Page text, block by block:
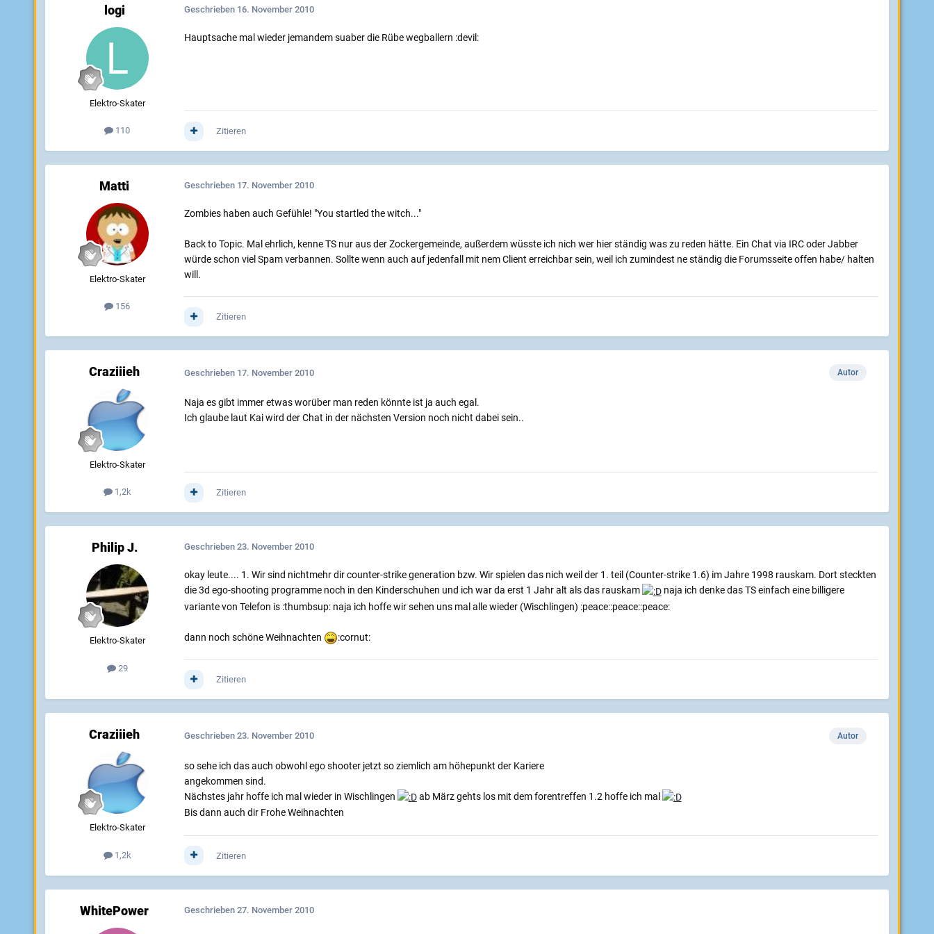
logi
Elektro-Skater
110
Geschrieben 16. November 2010
Hauptsache mal wieder jemandem suaber die Rübe wegballern :devil:
Zitieren
Matti
Elektro-Skater
156
Geschrieben 17. November 2010
Zombies haben auch Gefühle! "You startled the witch..."
Back to Topic. Mal ehrlich, kenne TS nur aus der Zockergemeinde, außerdem wüsste ich nich wer hier ständig was zu reden hätte. Ein Chat via IRC oder Jabber
würde schon viel Spam verbannen. Sollte wenn auch auf jedenfall mit nem Client erreichbar sein, weil ich zumindest ne ständig die Forumsseite offen habe/ halten
will.
Zitieren
Craziiieh
Elektro-Skater
1,2k
Autor
Geschrieben 17. November 2010
Naja es gibt immer etwas worüber man reden könnte ist ja auch egal.
Ich glaube laut Kai wird der Chat in der nächsten Version noch nicht dabei sein..
Zitieren
Philip J.
Elektro-Skater
29
Geschrieben 23. November 2010
okay leute.... 1. Wir sind nichtmehr dir counter-strike generation bzw. Wir spielen das nich weil der 1. teil (Counter-strike 1.6) im Jahre 1998 rauskam. Dort steckten
die 3d ego-shooting programme noch in den Kinderschuhen und ich war da erst 1 Jahr alt als das rauskam
naja ich denke das TS einfach eine billigere
variante von Telefon is :thumbsup: naja ich hoffe wir sehen uns mal alle wieder (Wischlingen) :peace::peace::peace:
dann noch schöne Weihnachten :cornut:
Zitieren
Craziiieh
Elektro-Skater
1,2k
Autor
Geschrieben 23. November 2010
so sehe ich das auch obwohl ego shooter jetzt so ziemlich am höhepunkt der Kariere
angekommen sind.
Nächstes jahr hoffe ich mal wieder in Wischlingen
ab März gehts los mit dem forentreffen 1.2 hoffe ich mal
Bis dann auch dir Frohe Weihnachten
Zitieren
WhitePower Geschrieben 27. November 2010